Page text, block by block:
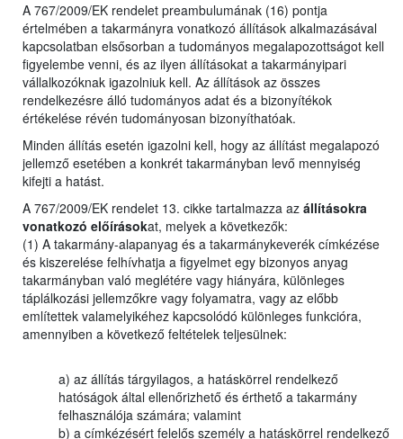
A 767/2009/EK rendelet preambulumának (16) pontja
értelmében a takarmányra vonatkozó állítások alkalmazásával
kapcsolatban elsősorban a tudományos megalapozottságot kell
figyelembe venni, és az ilyen állításokat a takarmányipari
vállalkozóknak igazolniuk kell. Az állítások az összes
rendelkezésre álló tudományos adat és a bizonyítékok
értékelése révén tudományosan bizonyíthatóak.
Minden állítás esetén igazolni kell, hogy az állítást megalapozó
jellemző esetében a konkrét takarmányban levő mennyiség
kifejti a hatást.
A 767/2009/EK rendelet 13. cikke tartalmazza az állításokra
vonatkozó előírásokat, melyek a következők:
(1) A takarmány-alapanyag és a takarmánykeverék címkézése
és kiszerelése felhívhatja a figyelmet egy bizonyos anyag
takarmányban való meglétére vagy hiányára, különleges
táplálkozási jellemzőkre vagy folyamatra, vagy az előbb
említettek valamelyikéhez kapcsolódó különleges funkcióra,
amennyiben a következő feltételek teljesülnek:
a) az állítás tárgyilagos, a hatáskörrel rendelkező
hatóságok által ellenőrizhető és érthető a takarmány
felhasználója számára; valamint
b) a címkézésért felelős személy a hatáskörrel rendelkező